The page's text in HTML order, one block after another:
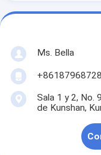
Ms. Bella
Sala 1 y 2, No.
de Kunshan,